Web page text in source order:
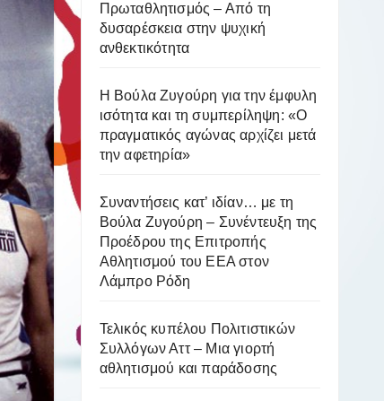
Πρωταθλητισμός – Από τη
δυσαρέσκεια στην ψυχική
ανθεκτικότητα
Η Βούλα Ζυγούρη για την έμφυλη
ισότητα και τη συμπερίληψη: «Ο
πραγματικός αγώνας αρχίζει μετά
την αφετηρία»
Συναντήσεις κατ’ ιδίαν… με τη
Βούλα Ζυγούρη – Συνέντευξη της
Προέδρου της Επιτροπής
Αθλητισμού του ΕΕΑ στον
Λάμπρο Ρόδη
Τελικός κυπέλου Πολιτιστικών
Συλλόγων Αττ – Μια γιορτή
αθλητισμού και παράδοσης